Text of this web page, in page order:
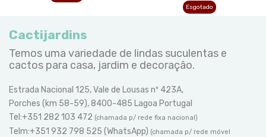
Esgotado
Cactijardins
Temos uma variedade de lindas suculentas e
cactos para casa, jardim e decoração.
Estrada Nacional 125, Vale de Lousas nº 423A,
Porches (km 58-59), 8400-485 Lagoa Portugal
Tel:+351 282 103 472 (chamada p/ rede fixa nacional)
Telm:+351 932 798 525 (WhatsApp) (chamada p/ rede móvel